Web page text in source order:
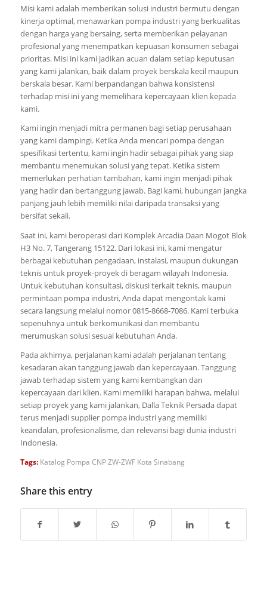
Misi kami adalah memberikan solusi industri bermutu dengan
kinerja optimal, menawarkan pompa industri yang berkualitas
dengan harga yang bersaing, serta memberikan pelayanan
profesional yang menempatkan kepuasan konsumen sebagai
prioritas. Misi ini kami jadikan acuan dalam setiap keputusan
yang kami jalankan, baik dalam proyek berskala kecil maupun
berskala besar. Kami berpandangan bahwa konsistensi
terhadap misi ini yang memelihara kepercayaan klien kepada
kami.
Kami ingin menjadi mitra permanen bagi setiap perusahaan
yang kami dampingi. Ketika Anda mencari pompa dengan
spesifikasi tertentu, kami ingin hadir sebagai pihak yang siap
membantu menemukan solusi yang tepat. Ketika sistem
memerlukan perhatian tambahan, kami ingin menjadi pihak
yang hadir dan bertanggung jawab. Bagi kami, hubungan jangka
panjang jauh lebih memiliki nilai daripada transaksi yang
bersifat sekali.
Saat ini, kami beroperasi dari Komplek Arcadia Daan Mogot Blok
H3 No. 7, Tangerang 15122. Dari lokasi ini, kami mengatur
berbagai kebutuhan pengadaan, instalasi, maupun dukungan
teknis untuk proyek-proyek di beragam wilayah Indonesia.
Untuk kebutuhan konsultasi, diskusi terkait teknis, maupun
permintaan pompa industri, Anda dapat mengontak kami
secara langsung melalui nomor 0815-8668-7086. Kami terbuka
sepenuhnya untuk berkomunikasi dan membantu
merumuskan solusi sesuai kebutuhan Anda.
Pada akhirnya, perjalanan kami adalah perjalanan tentang
kesadaran akan tanggung jawab dan kepercayaan. Tanggung
jawab terhadap sistem yang kami kembangkan dan
kepercayaan dari klien. Kami memiliki harapan bahwa, melalui
setiap proyek yang kami jalankan, Dalla Teknik Persada dapat
terus menjadi supplier pompa industri yang memiliki
keandalan, profesionalisme, dan relevansi bagi dunia industri
Indonesia.
Tags: Katalog Pompa CNP ZW-ZWF Kota Sinabang
Share this entry